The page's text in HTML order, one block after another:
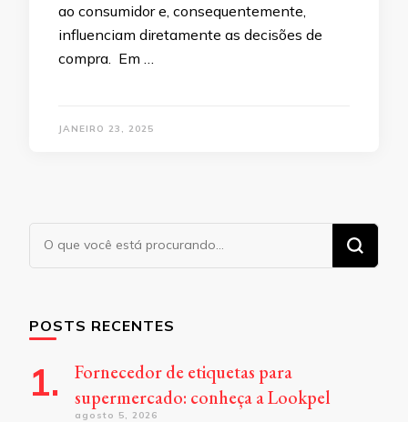
ao consumidor e, consequentemente,
influenciam diretamente as decisões de
compra. Em …
JANEIRO 23, 2025
Procurando
algo?
POSTS RECENTES
Fornecedor de etiquetas para
supermercado: conheça a Lookpel
agosto 5, 2026